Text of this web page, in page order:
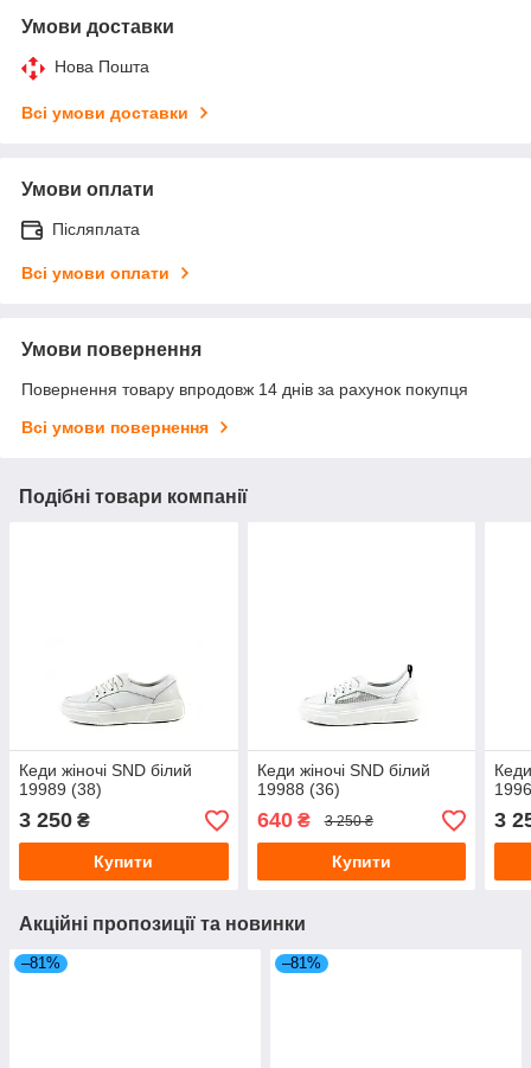
Умови доставки
Нова Пошта
Всі умови доставки
Умови оплати
Післяплата
Всі умови оплати
Умови повернення
Повернення товару впродовж 14 днів за рахунок покупця
Всі умови повернення
Подібні товари компанії
Кеди жіночі SND білий
19989 (38)
3 250 ₴
Купити
Кеди жіночі SND білий
19988 (36)
640₴ 3 250 ₴
Купити
3
Акційні пропозиції та новинки
–81% –81%